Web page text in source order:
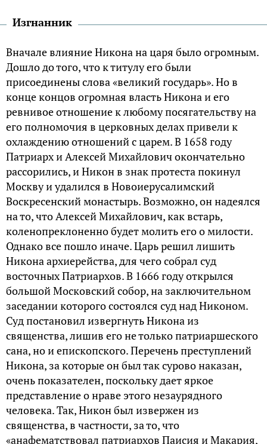
Изгнанник
Вначале влияние Никона на царя было огромным.
Дошло до того, что к титулу его были
присоединены слова «великий государь». Но в
конце концов огромная власть Никона и его
ревнивое отношение к любому посягательству на
его полномочия в церковных делах привели к
охлаждению отношений с царем. В 1658 году
Патриарх и Алексей Михайлович окончательно
рассорились, и Никон в знак протеста покинул
Москву и удалился в Новоиерусалимский
Воскресенский монастырь. Возможно, он надеялся
на то, что Алексей Михайлович, как встарь,
коленопреклоненно будет молить его о милости.
Однако все пошло иначе. Царь решил лишить
Никона архиерейства, для чего собрал суд
восточных Патриархов. В 1666 году открылся
большой Московский собор, на заключительном
заседании которого состоялся суд над Никоном.
Суд постановил извергнуть Никона из
священства, лишив его не только патриаршеского
сана, но и епископского. Перечень преступлений
Никона, за которые он был так сурово наказан,
очень показателен, поскольку дает яркое
представление о нраве этого незаурядного
человека. Так, Никон был извержен из
священства, в частности, за то, что
«анафематствовал патриархов Паисия и Макария,